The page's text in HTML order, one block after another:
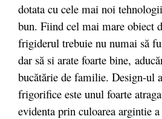
dotata cu cele mai noi
bun. Fiind cel mai mare obiect
frigiderul trebuie nu numai să
dar să si arate foarte bine,
bucătărie de familie. Design-ul
frigorifice este unul foarte
evidenta prin culoarea argintie